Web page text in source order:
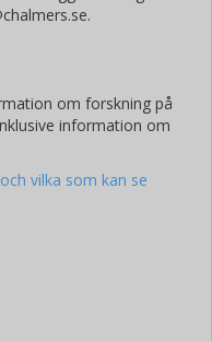
om forskning på
information om
vilka som kan se